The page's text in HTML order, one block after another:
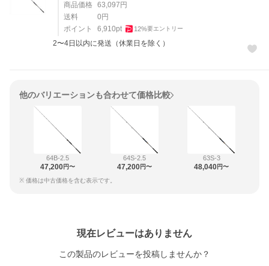
商品価格 63,097 円
送料
0 円
ポイント
6,910pt 12%要エントリー
2〜4日以内に発送（休業日を除く）
他のバリエーションも合わせて価格比較
64B-2.5
47,200円〜
64S-2.5
47,200円〜
63S-3
48,040円〜
※ 価格は中古価格を含む表示です。
現在レビューはありません
この製品のレビューを投稿しませんか？